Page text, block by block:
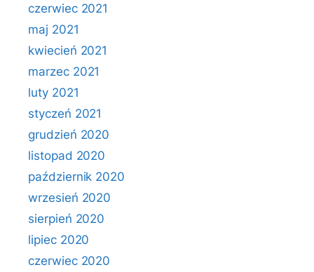
czerwiec 2021
maj 2021
kwiecień 2021
marzec 2021
luty 2021
styczeń 2021
grudzień 2020
listopad 2020
październik 2020
wrzesień 2020
sierpień 2020
lipiec 2020
czerwiec 2020